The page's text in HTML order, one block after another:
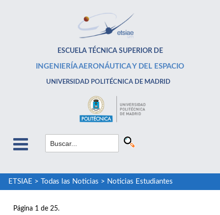
ESCUELA TÉCNICA SUPERIOR DE
INGENIERÍA AERONÁUTICA Y DEL ESPACIO
UNIVERSIDAD POLITÉCNICA DE MADRID
ETSIAE > Todas las Noticias > Noticias Estudiantes
Página 1 de 25.